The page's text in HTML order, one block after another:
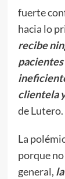
fuerte
hacia lo
recibe
clientela
de Lutero.
La
porque no
general,